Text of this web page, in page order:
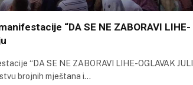
“DA SE NE ZABORAVI LIHE-
“DA SE NE ZABORAVI LIHE-OGLAVAK JULI
brojnih mještana i…